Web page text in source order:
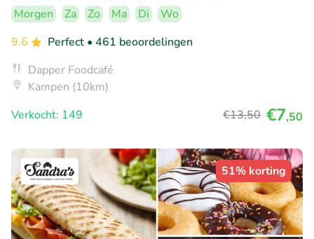
Morgen Za Zo Ma Di
Wo
9.6
Perfect • 461 beoordelingen
Dapper Foodcafé
Kampen (10km)
Verkocht: 149
€13,50 €7,50
51% korting